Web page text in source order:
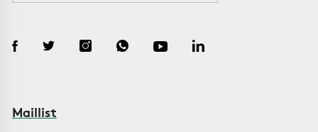
Maillist